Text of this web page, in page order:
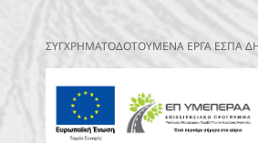
ΣΥΓΧΡΗΜΑΤΟΔΟΤΟΥΜΕΝΑ ΕΡΓΑ ΕΣΠΑ